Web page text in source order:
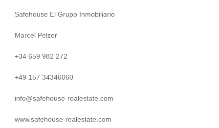
Safehouse El Grupo Inmobiliario
Marcel Pelzer
+34 659 982 272
+49 157 34346060
info@safehouse-realestate.com
www.safehouse-realestate.com